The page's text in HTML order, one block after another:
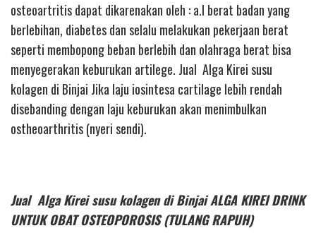
osteoartritis dapat dikarenakan oleh : a.l berat badan yang
berlebihan, diabetes dan selalu melakukan pekerjaan berat
seperti membopong beban berlebih dan olahraga berat bisa
menyegerakan keburukan artilege. Jual Alga Kirei susu
kolagen di Binjai Jika laju iosintesa cartilage lebih rendah
disebanding dengan laju keburukan akan menimbulkan
ostheoarthritis (nyeri sendi).
Jual Alga Kirei susu kolagen di Binjai ALGA KIREI DRINK
UNTUK OBAT OSTEOPOROSIS (TULANG RAPUH)